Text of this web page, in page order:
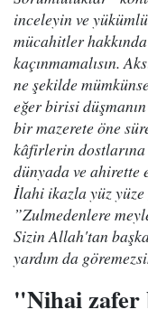
inceleyin ve
mücahitler
kaçınmamalısın.
ne şekilde
eğer birisi
bir mazerete öne
kâfirlerin dostlarına
dünyada ve ahirette
İlahi ikazla yüz
”Zulmedenlere
Sizin Allah'tan
yardım da
"Nihai